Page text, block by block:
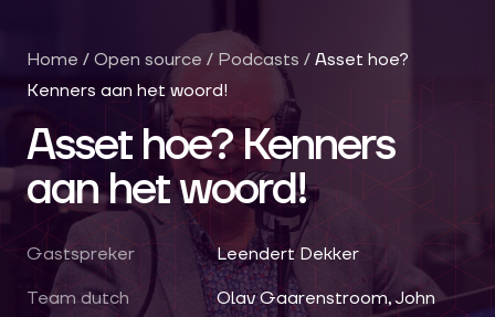
Home / Open source / Podcasts / Asset hoe?
Kenners aan het woord!
Asset hoe? Kenners
aan het woord!
Gastspreker
Leendert Dekker
Team dutch
Olav Gaarenstroom, John